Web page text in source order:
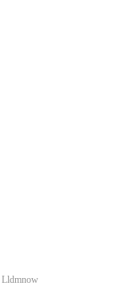
Lldmnow